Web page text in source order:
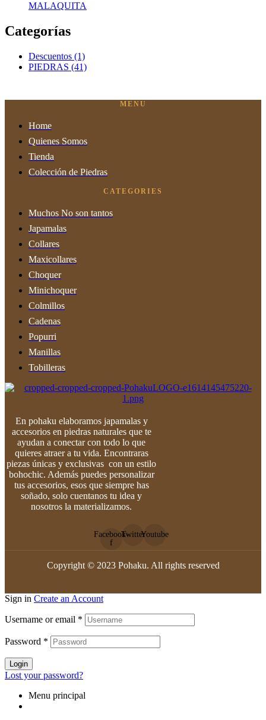
MALAQUITA
Categorías
Descuentos (1)
PIEDRAS (41)
MENU
Home
Quienes Somos
Tienda
Colección de Piedras
CATEGORIES
Muchos No son tantos
Japamalas
Collares
Maxicollares
Choquer
Minichoquer
Colmillos
Cadenas
Popurri
Manillas
Tobilleras
En pohaku elaboramos japamalas y
accesorios en piedras naturales que te
ayudan a conectar con todo lo que
quieres atraer a tu vida. Encontraras
piezas únicas y exclusivas con un estilo
bohochic. Además puedes personalizar
tus accesorios, esos que siempre has
soñado, solo cuentanos tu idea y
nosotros la materializamos.
Facebook-
f
TwitterYoutube
Copyright © 2023 Pohaku. All rights reserved
Sign in Create an Account
Username or email *
Password *
Login
Lost your password?
Menu principal